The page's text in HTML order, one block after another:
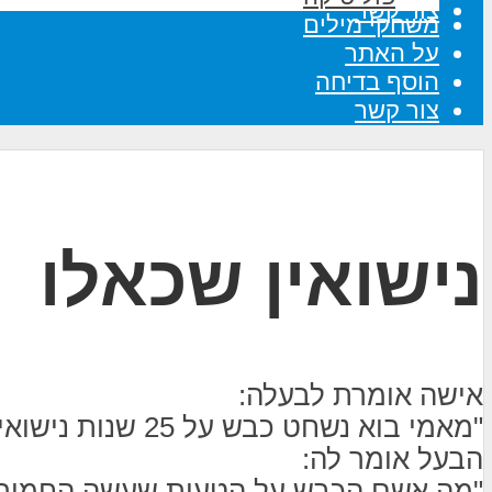
צור קשר
משחקי מילים
על האתר
הוסף בדיחה
צור קשר
נישואין שכאלו
אישה אומרת לבעלה:
"מאמי בוא נשחט כבש על 25 שנות נישואין"
הבעל אומר לה: